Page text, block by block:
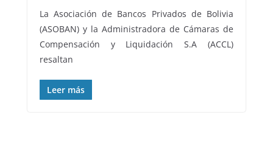
La Asociación de Bancos Privados de Bolivia
(ASOBAN) y la Administradora de Cámaras de
Compensación y Liquidación S.A (ACCL)
resaltan
Leer más